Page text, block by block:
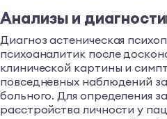
Анализы и
Диагноз астеническая
психоаналитик после
клинической картины и
повседневных наблюдений
больного. Для определения
расстройства личности у